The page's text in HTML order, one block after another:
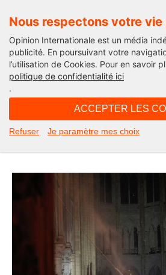
Nous respectons votre
Opinion Internationale est un média
publicité. En poursuivant votre
l’utilisation de Cookies. Pour en savoir
politique de confidentialité ici
.
ACCEPTER LES
Refuser Je paramètre mes choix
Edito
Rebâtir Notre-Dame